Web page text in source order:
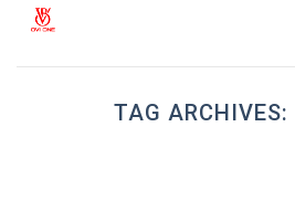
content
TAG ARCHIVES: